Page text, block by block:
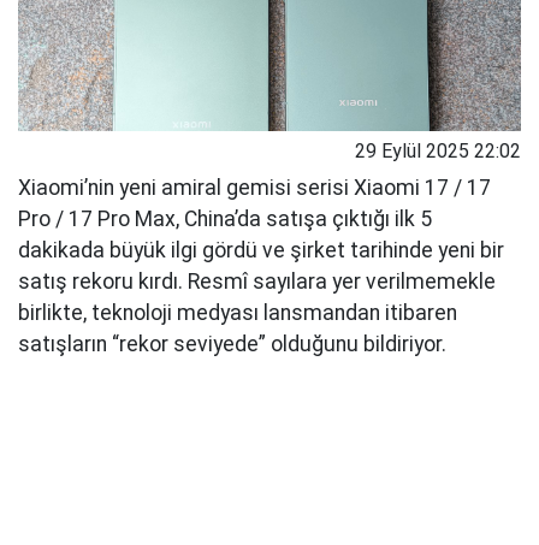
29 Eylül 2025 22:02
Xiaomi’nin yeni amiral gemisi serisi Xiaomi 17 / 17
Pro / 17 Pro Max, China’da satışa çıktığı ilk 5
dakikada büyük ilgi gördü ve şirket tarihinde yeni bir
satış rekoru kırdı. Resmî sayılara yer verilmemekle
birlikte, teknoloji medyası lansmandan itibaren
satışların “rekor seviyede” olduğunu bildiriyor.